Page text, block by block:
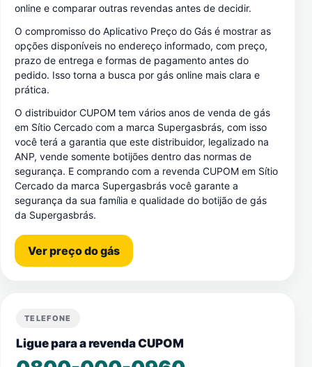
online e comparar outras revendas antes de decidir.
O compromisso do Aplicativo Preço do Gás é mostrar as
opções disponíveis no endereço informado, com preço,
prazo de entrega e formas de pagamento antes do
pedido. Isso torna a busca por gás online mais clara e
prática.
O distribuidor CUPOM tem vários anos de venda de gás
em Sítio Cercado com a marca Supergasbrás, com isso
você terá a garantia que este distribuidor, legalizado na
ANP, vende somente botijões dentro das normas de
segurança. E comprando com a revenda CUPOM em Sítio
Cercado da marca Supergasbrás você garante a
segurança da sua família e qualidade do botijão de gás
da Supergasbrás.
Ver preço do gás
TELEFONE
Ligue para a revenda CUPOM